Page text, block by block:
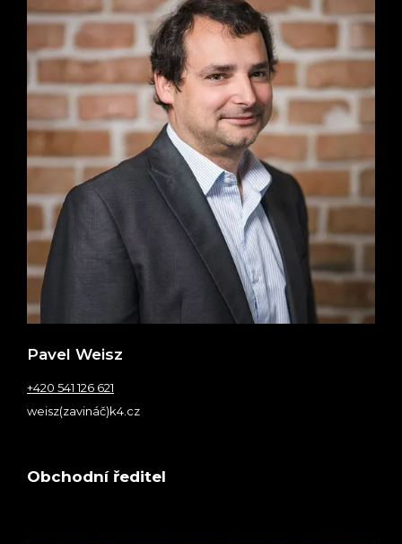
Pavel Weisz
+420 541 126 621
weisz(zavináč)k4.cz
Obchodní ředitel